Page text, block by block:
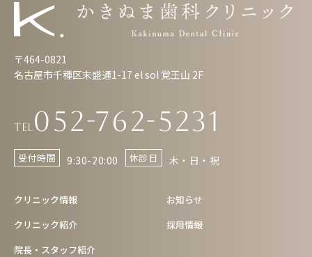
〒464-0821
名古屋市千種区末盛通1-17 el sol 覚王山 2F
Tel 052-762-5231
受付時間 9:30-20:00 休診日 木・日・祝
クリニック情報
クリニック紹介
院長・スタッフ紹介
お知らせ
採用情報